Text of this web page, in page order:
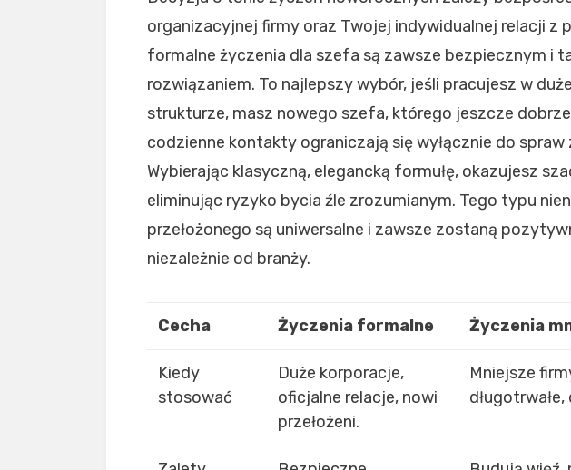
organizacyjnej firmy oraz Twojej indywidualnej relacji z
formalne życzenia dla szefa są zawsze bezpiecznym i
rozwiązaniem. To najlepszy wybór, jeśli pracujesz w
strukturze, masz nowego szefa, którego jeszcze dobrze
codzienne kontakty ograniczają się wyłącznie do
Wybierając klasyczną, elegancką formułę, okazujesz
eliminując ryzyko bycia źle zrozumianym. Tego typu
przełożonego są uniwersalne i zawsze zostaną
niezależnie od branży.
Cecha Życzenia formalne Życzenia
Kiedy
stosować
Duże korporacje,
oficjalne relacje, nowi
przełożeni.
Mniejsze